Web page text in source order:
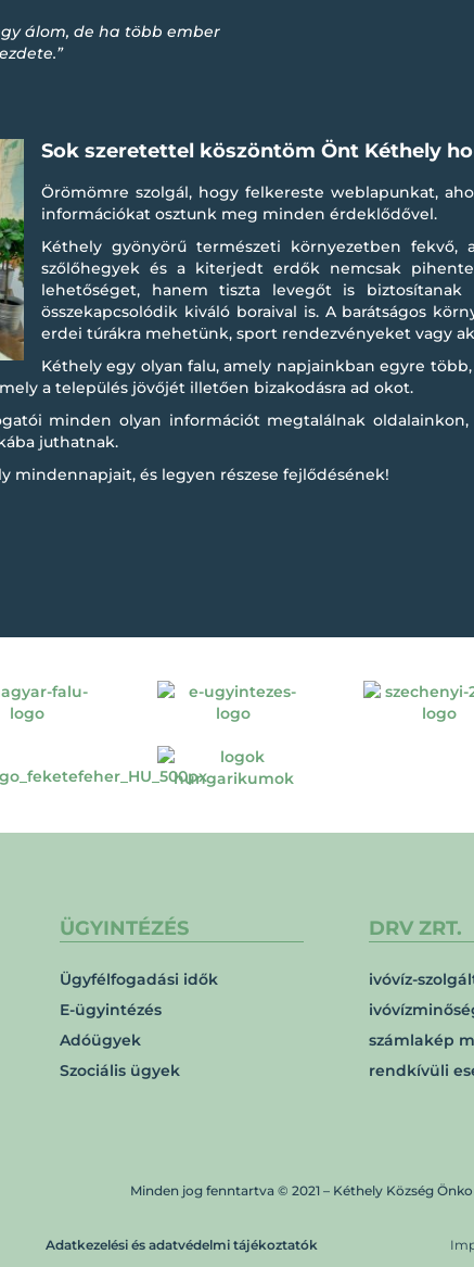
álom, de ha több ember
Sok szeretettel köszöntöm Önt Kéthely
Örömömre szolgál, hogy felkereste weblapunkat,
információkat osztunk meg minden érdeklődővel.
Kéthely gyönyörű természeti környezetben fekvő,
szőlőhegyek és a kiterjedt erdők nemcsak
lehetőséget, hanem tiszta levegőt is
összekapcsolódik kiváló boraival is. A barátságos
erdei túrákra mehetünk, sport rendezvényeket vagy
Kéthely egy olyan falu, amely napjainkban egyre
a település jövőjét illetően bizakodásra ad okot.
minden olyan információt megtalálnak
juthatnak.
mindennapjait, és legyen részese fejlődésének!
ÜGYINTÉZÉS
Ügyfélfogadási idők
E-ügyintézés
Adóügyek
Szociális ügyek
DRV ZRT.
ivóvíz-
számlakép
rendkívüli
Minden jog fenntartva © 2021 – Kéthely Község
Adatkezelési és adatvédelmi tájékoztatók